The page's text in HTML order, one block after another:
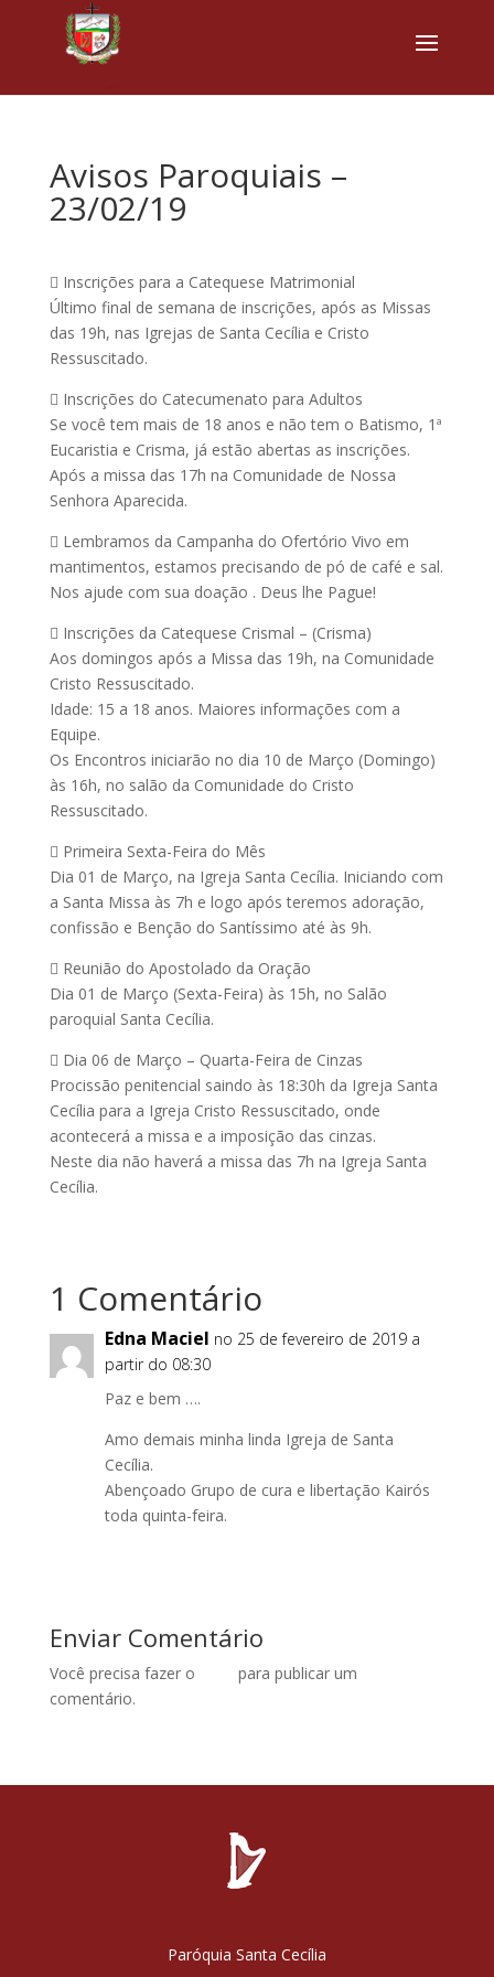
Avisos Paroquiais –
23/02/19
 Inscrições para a Catequese Matrimonial
Último final de semana de inscrições, após as Missas
das 19h, nas Igrejas de Santa Cecília e Cristo
Ressuscitado.
 Inscrições do Catecumenato para Adultos
Se você tem mais de 18 anos e não tem o Batismo, 1ª
Eucaristia e Crisma, já estão abertas as inscrições.
Após a missa das 17h na Comunidade de Nossa
Senhora Aparecida.
 Lembramos da Campanha do Ofertório Vivo em
mantimentos, estamos precisando de pó de café e sal.
Nos ajude com sua doação . Deus lhe Pague!
 Inscrições da Catequese Crismal – (Crisma)
Aos domingos após a Missa das 19h, na Comunidade
Cristo Ressuscitado.
Idade: 15 a 18 anos. Maiores informações com a
Equipe.
Os Encontros iniciarão no dia 10 de Março (Domingo)
às 16h, no salão da Comunidade do Cristo
Ressuscitado.
 Primeira Sexta-Feira do Mês
Dia 01 de Março, na Igreja Santa Cecília. Iniciando com
a Santa Missa às 7h e logo após teremos adoração,
confissão e Benção do Santíssimo até às 9h.
 Reunião do Apostolado da Oração
Dia 01 de Março (Sexta-Feira) às 15h, no Salão
paroquial Santa Cecília.
 Dia 06 de Março – Quarta-Feira de Cinzas
Procissão penitencial saindo às 18:30h da Igreja Santa
Cecília para a Igreja Cristo Ressuscitado, onde
acontecerá a missa e a imposição das cinzas.
Neste dia não haverá a missa das 7h na Igreja Santa
Cecília.
1 Comentário
Edna Maciel no 25 de fevereiro de 2019 a
partir do 08:30
Paz e bem ….
Amo demais minha linda Igreja de Santa
Cecília.
Abençoado Grupo de cura e libertação Kairós
toda quinta-feira.
Enviar Comentário
Você precisa fazer o
para publicar um
comentário.
Paróquia Santa Cecília